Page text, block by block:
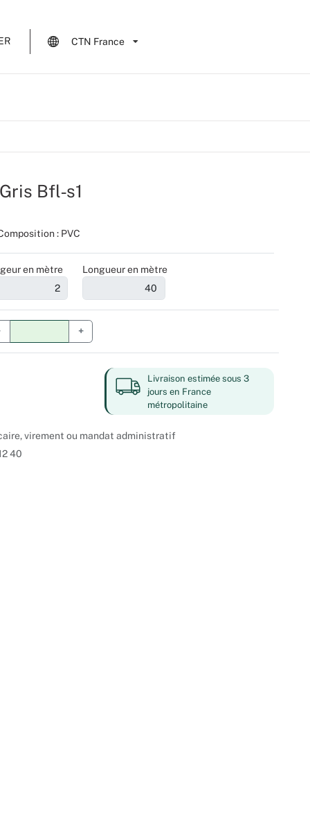
CTN France
Bfl‑s1
: PVC
en mètre Longueur en mètre
+
Livraison estimée sous 3
jours en France
métropolitaine
virement ou mandat administratif
40